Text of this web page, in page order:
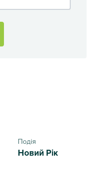
Подія
Новий Рік